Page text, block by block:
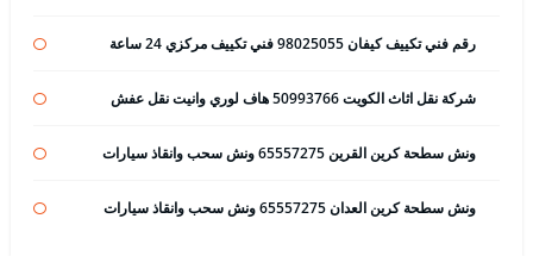
رقم فني تكييف كيفان 98025055 فني تكييف مركزي 24 ساعة
شركة نقل اثاث الكويت 50993766 هاف لوري وانيت نقل عفش
ونش سطحة كرين القرين 65557275 ونش سحب وانقاذ سيارات
ونش سطحة كرين العدان 65557275 ونش سحب وانقاذ سيارات